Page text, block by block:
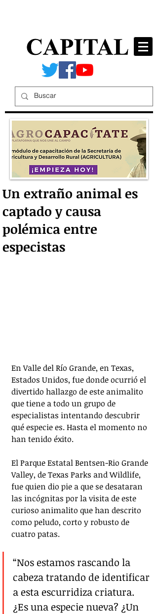
Un extraño animal es
captado y causa
polémica entre
especistas
En Valle del Río Grande, en Texas,
Estados Unidos, fue donde ocurrió el
divertido hallazgo de este animalito
que tiene a todo un grupo de
especialistas intentando descubrir
qué especie es. Hasta el momento no
han tenido éxito.
El Parque Estatal Bentsen-Rio Grande
Valley, de Texas Parks and Wildlife,
fue quien dio pie a que se desataran
las incógnitas por la visita de este
curioso animalito que han descrito
como peludo, corto y robusto de
cuatro patas.
“Nos estamos rascando la
cabeza tratando de identificar
a esta escurridiza criatura.
¿Es una especie nueva? ¿Un